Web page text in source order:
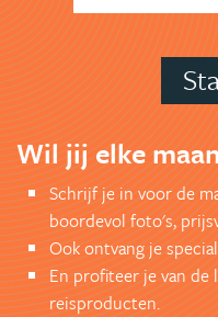
Wil jij elke
Schrijf je in voor de
boordevol foto's,
Ook ontvang je
En profiteer je van
reisproducten.